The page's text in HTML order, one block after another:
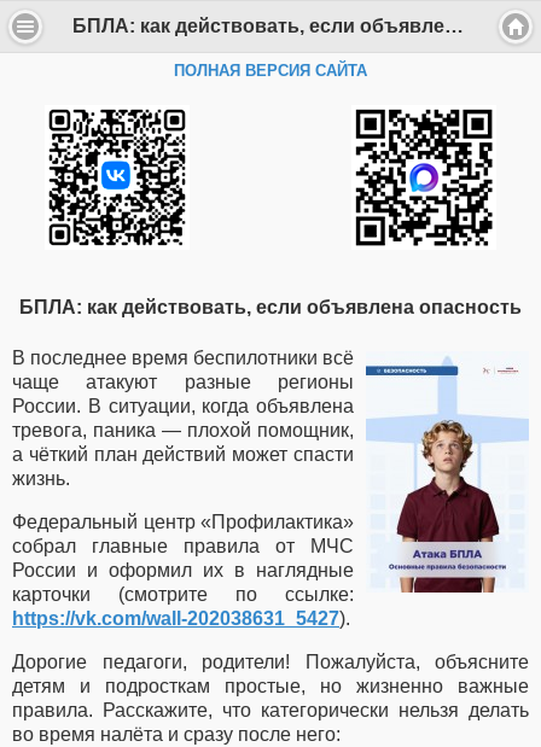
БПЛА: как действовать, если объявлена опасность - Департамент образования Администрации г. Саров
ПОЛНАЯ ВЕРСИЯ САЙТА
БПЛА: как действовать, если объявлена опасность
В последнее время беспилотники всё
чаще атакуют разные регионы
России. В ситуации, когда объявлена
тревога, паника — плохой помощник,
а чёткий план действий может спасти
жизнь.
Федеральный центр «Профилактика»
собрал главные правила от МЧС
России и оформил их в наглядные
карточки (смотрите по ссылке:
https://vk.com/wall-202038631_5427).
Дорогие педагоги, родители! Пожалуйста, объясните
детям и подросткам простые, но жизненно важные
правила. Расскажите, что категорически нельзя делать
во время налёта и сразу после него: